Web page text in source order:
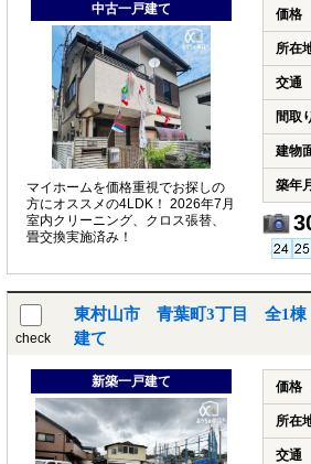
中古一戸建て
マイホームを価格重視でお探しの
方にオススメの4LDK！ 2026年7月
室内クリーニング、クロス張替、
畳交換実施済み！
価格
所在
交通
間取
建物
築年月
check
東村山市 青葉町3丁目 全1棟
建て
新築一戸建て 価格
所在
交通